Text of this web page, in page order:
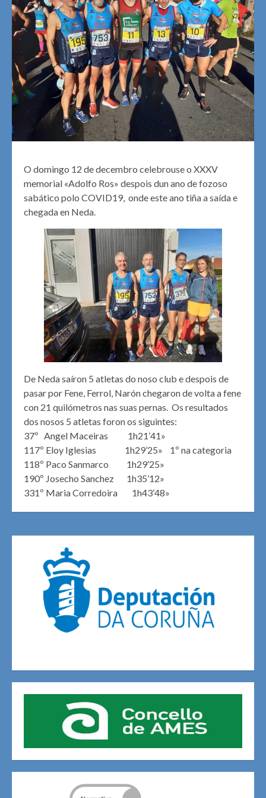
O domingo 12 de decembro celebrouse o XXXV
memorial «Adolfo Ros» despois dun ano de fozoso
sabático polo COVID19, onde este ano tiña a saída e
chegada en Neda.
De Neda saíron 5 atletas do noso club e despois de
pasar por Fene, Ferrol, Narón chegaron de volta a fene
con 21 quilómetros nas suas pernas. Os resultados
dos nosos 5 atletas foron os siguintes:
37º Angel Maceiras 1h21’41»
117º Eloy Iglesias 1h29’25» 1º na categoria
118º Paco Sanmarco 1h29’25»
190º Josecho Sanchez 1h35’12»
331º Maria Corredoira 1h43’48»